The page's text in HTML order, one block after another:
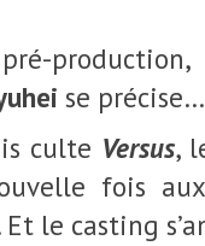
se précise…
culte Versus,
fois
Et le casting